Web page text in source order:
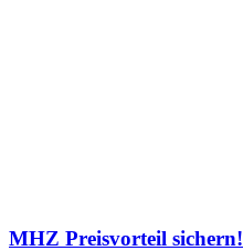
MHZ Preisvorteil sichern!